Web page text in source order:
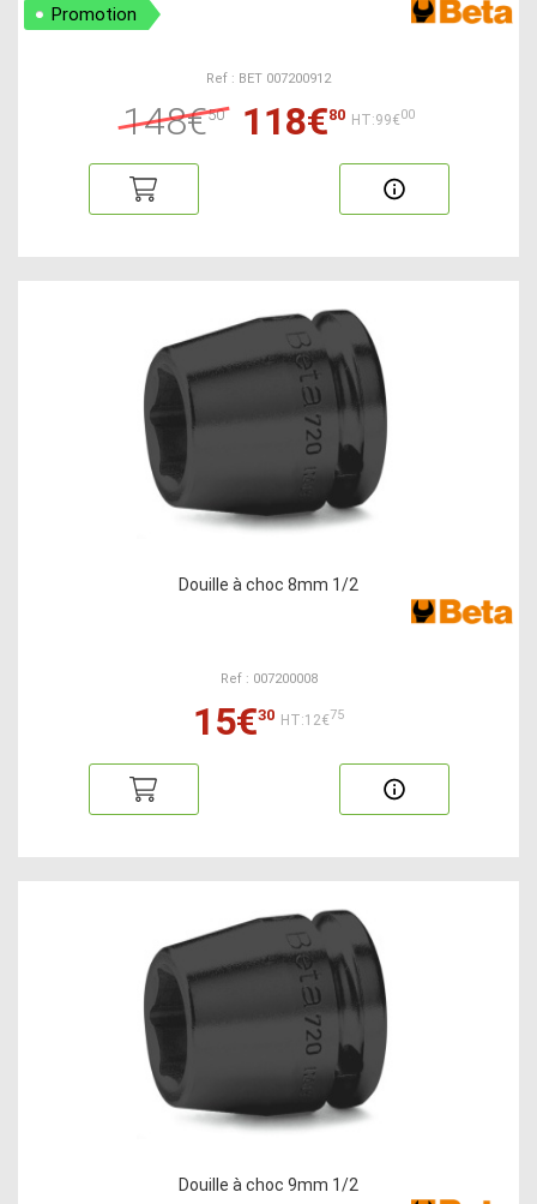
Promotion
Ref : BET 007200912
148€50 118€80 HT:99€00
Douille à choc 8mm 1/2
Ref : 007200008
15€30 HT:12€75
Douille à choc 9mm 1/2